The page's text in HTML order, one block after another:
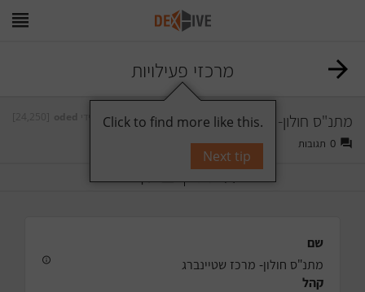
מרכזי פעילויות
מתנ"ס חולון- מרכז שטיינברג
0 תגובות
תייג עקוב
שם
מתנ"ס חולון- מרכז שטיינברג
קהל
Click to find more like this.
Next tip